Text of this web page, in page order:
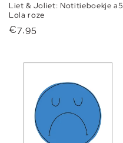
Liet & Joliet: Notitieboekje a5
Lola roze
Normale
€7,95